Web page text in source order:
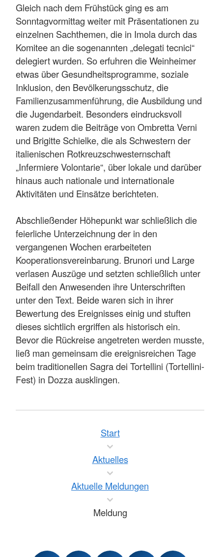
Gleich nach dem Frühstück ging es am
Sonntagvormittag weiter mit Präsentationen zu
einzelnen Sachthemen, die in Imola durch das
Komitee an die sogenannten „delegati tecnici“
delegiert wurden. So erfuhren die Weinheimer
etwas über Gesundheitsprogramme, soziale
Inklusion, den Bevölkerungsschutz, die
Familienzusammenführung, die Ausbildung und
die Jugendarbeit. Besonders eindrucksvoll
waren zudem die Beiträge von Ombretta Verni
und Brigitte Schielke, die als Schwestern der
italienischen Rotkreuzschwesternschaft
„Infermiere Volontarie“, über lokale und darüber
hinaus auch nationale und internationale
Aktivitäten und Einsätze berichteten.
Abschließender Höhepunkt war schließlich die
feierliche Unterzeichnung der in den
vergangenen Wochen erarbeiteten
Kooperationsvereinbarung. Brunori und Large
verlasen Auszüge und setzten schließlich unter
Beifall den Anwesenden ihre Unterschriften
unter den Text. Beide waren sich in ihrer
Bewertung des Ereignisses einig und stuften
dieses sichtlich ergriffen als historisch ein.
Bevor die Rückreise angetreten werden musste,
ließ man gemeinsam die ereignisreichen Tage
beim traditionellen Sagra dei Tortellini (Tortellini-
Fest) in Dozza ausklingen.
Start
Aktuelles
Aktuelle Meldungen
Meldung